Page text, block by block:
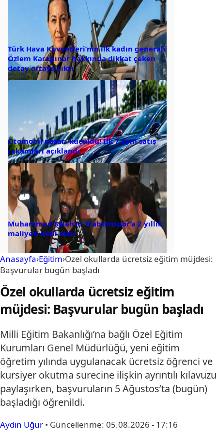
Türk Hava Kuvvetleri’nin ilk kadın generali
Özlem Karapınar hakkında dikkat çeken
detay ortaya çıktı
Otomobil pazarı küçüldü! İlk 7 ayın satış
rakamları açıklandı
Muhammed Salah’ın Trabzonspor’a 2 yıllık
maliyeti belli oldu
Anasayfa›Eğitim›Özel okullarda ücretsiz eğitim müjdesi:
Başvurular bugün başladı
Özel okullarda ücretsiz eğitim
müjdesi: Başvurular bugün başladı
Milli Eğitim Bakanlığı’na bağlı Özel Eğitim
Kurumları Genel Müdürlüğü, yeni eğitim
öğretim yılında uygulanacak ücretsiz öğrenci ve
kursiyer okutma sürecine ilişkin ayrıntılı kılavuzu
paylaşırken, başvuruların 5 Ağustos’ta (bugün)
başladığı öğrenildi.
Aydın Uğur • Güncellenme: 05.08.2026 - 17:16